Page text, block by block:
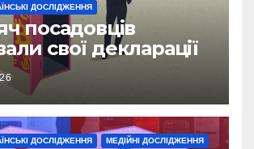
ДОСЛІДЖЕННЯ
посадовців
свої декларації
ДОСЛІДЖЕННЯ МЕДІЙНІ ДОСЛІДЖЕННЯ